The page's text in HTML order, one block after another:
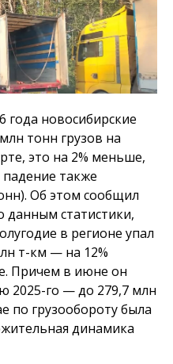
года новосибирские
тонн грузов на
это на 2% меньше,
также
Об этом сообщил
данным статистики,
в регионе упал
т-км — на 12%
Причем в июне он
2025-го — до 279,7 млн
по грузообороту была
динамика